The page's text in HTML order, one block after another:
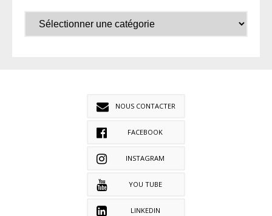
NOUS CONTACTER
FACEBOOK
INSTAGRAM
YOU TUBE
LINKEDIN